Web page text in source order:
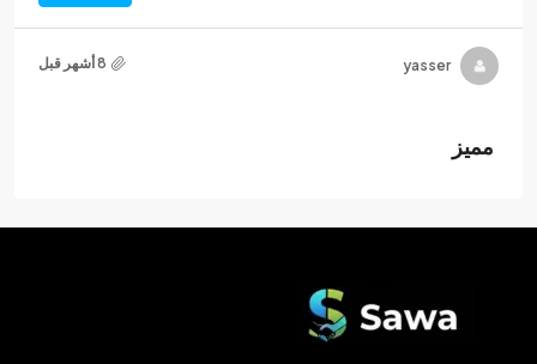
yasser
مميز